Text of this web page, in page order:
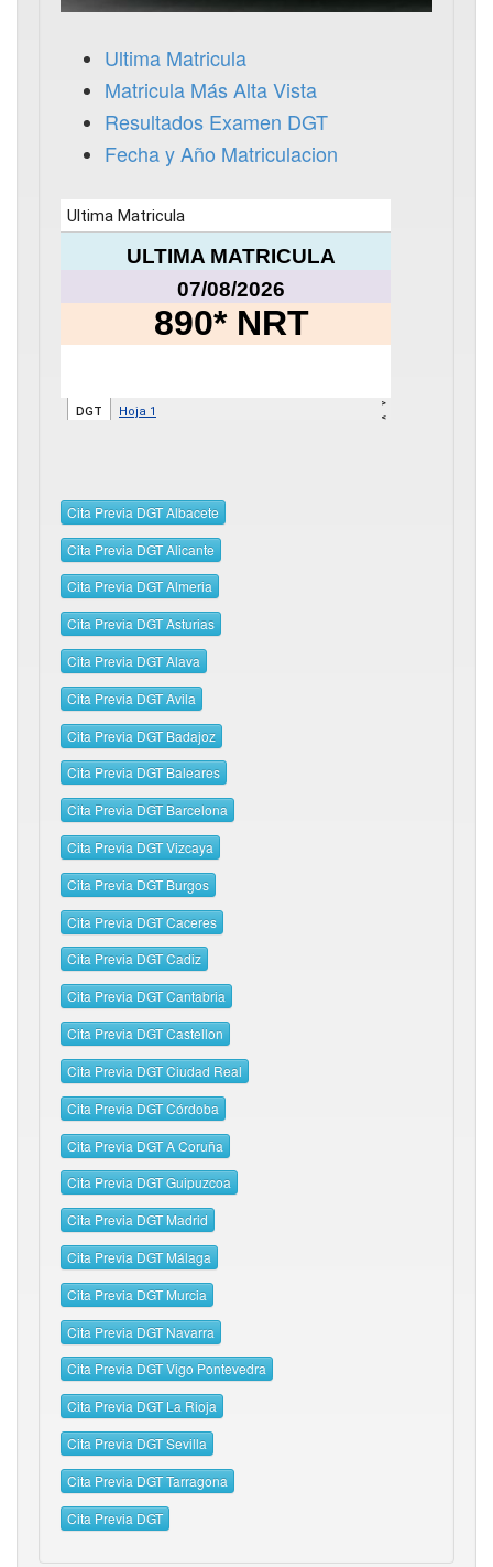
Ultima Matricula
Matricula Más Alta Vista
Resultados Examen DGT
Fecha y Año Matriculacion
Cita Previa DGT Albacete
Cita Previa DGT Alicante
Cita Previa DGT Almeria
Cita Previa DGT Asturias
Cita Previa DGT Alava
Cita Previa DGT Avila
Cita Previa DGT Badajoz
Cita Previa DGT Baleares
Cita Previa DGT Barcelona
Cita Previa DGT Vizcaya
Cita Previa DGT Burgos
Cita Previa DGT Caceres
Cita Previa DGT Cadiz
Cita Previa DGT Cantabria
Cita Previa DGT Castellon
Cita Previa DGT Ciudad Real
Cita Previa DGT Córdoba
Cita Previa DGT A Coruña
Cita Previa DGT Guipuzcoa
Cita Previa DGT Madrid
Cita Previa DGT Málaga
Cita Previa DGT Murcia
Cita Previa DGT Navarra
Cita Previa DGT Vigo Pontevedra
Cita Previa DGT La Rioja
Cita Previa DGT Sevilla
Cita Previa DGT Tarragona
Cita Previa DGT